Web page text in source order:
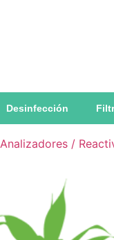
Desinfección
Analizadores /